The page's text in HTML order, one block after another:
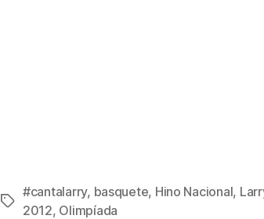
Tags
#cantalarry, basquete, Hino Nacional,
2012, Olimpíada